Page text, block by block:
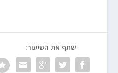
שתף את השיעור: